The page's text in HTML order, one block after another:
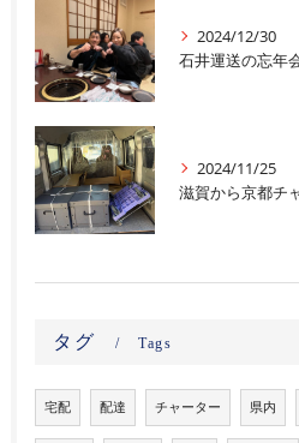
2024/12/30
石井運送の忘年
2024/11/25
滋賀から京都チ
タグ Tags
宅配 配達 チャーター 県内